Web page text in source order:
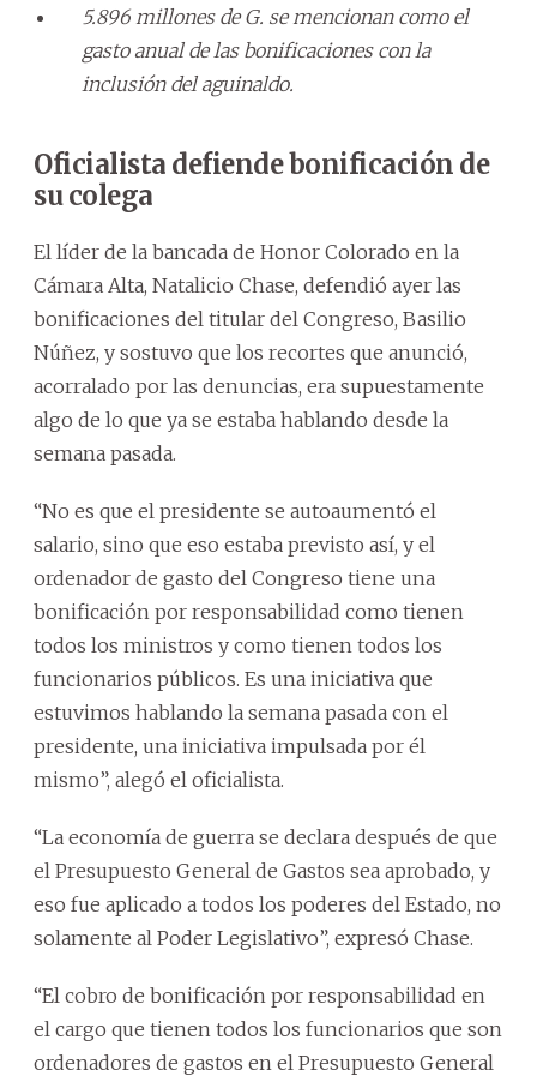
5.896 millones de G. se mencionan como el
gasto anual de las bonificaciones con la
inclusión del aguinaldo.
Oficialista defiende bonificación de
su colega
El líder de la bancada de Honor Colorado en la
Cámara Alta, Natalicio Chase, defendió ayer las
bonificaciones del titular del Congreso, Basilio
Núñez, y sostuvo que los recortes que anunció,
acorralado por las denuncias, era supuestamente
algo de lo que ya se estaba hablando desde la
semana pasada.
“No es que el presidente se autoaumentó el
salario, sino que eso estaba previsto así, y el
ordenador de gasto del Congreso tiene una
bonificación por responsabilidad como tienen
todos los ministros y como tienen todos los
funcionarios públicos. Es una iniciativa que
estuvimos hablando la semana pasada con el
presidente, una iniciativa impulsada por él
mismo”, alegó el oficialista.
“La economía de guerra se declara después de que
el Presupuesto General de Gastos sea aprobado, y
eso fue aplicado a todos los poderes del Estado, no
solamente al Poder Legislativo”, expresó Chase.
“El cobro de bonificación por responsabilidad en
el cargo que tienen todos los funcionarios que son
ordenadores de gastos en el Presupuesto General